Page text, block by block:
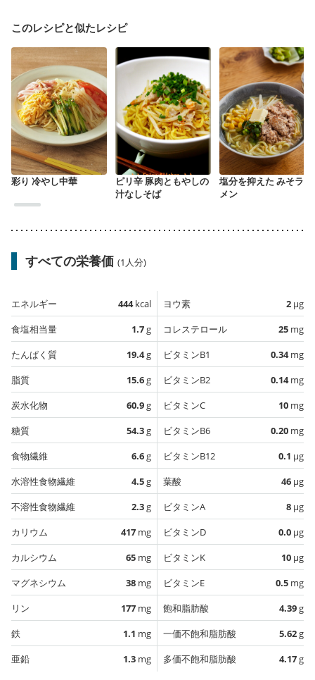
このレシピと似たレシピ
彩り 冷やし中華
ピリ辛 豚肉ともやしの
汁なしそば
塩分を抑えた みそラー
メン
すべての栄養価 (1人分)
エネルギー 444kcal
食塩相当量
1.7g
たんぱく質
19.4g
脂質
15.6g
炭水化物
60.9g
糖質
54.3g
食物繊維
6.6g
水溶性食物繊維
4.5g
不溶性食物繊維
2.3g
カリウム
417 mg
カルシウム
65 mg
マグネシウム
38 mg
リン
177 mg
鉄
1.1 mg
亜鉛
1.3 mg
ヨウ素 2 µg
コレステロール
25 mg
ビタミンB1
0.34mg
ビタミンB2
0.14mg
ビタミンC
10 mg
ビタミンB6
0.20 mg
ビタミンB12
0.1 µg
葉酸
46 µg
ビタミンA
8 µg
ビタミンD
0.0 µg
ビタミンK
10 µg
ビタミンE
0.5 mg
飽和脂肪酸
4.39g
一価不飽和脂肪酸
5.62g
多価不飽和脂肪酸
4.17g